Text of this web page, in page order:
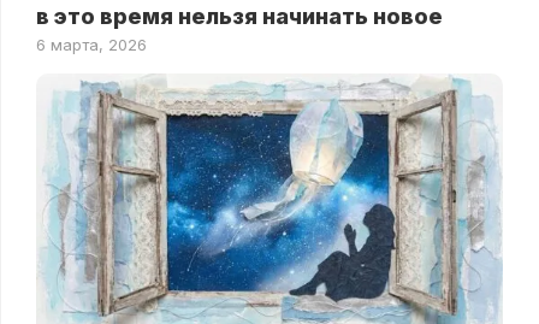
в это время нельзя начинать новое
6 марта, 2026